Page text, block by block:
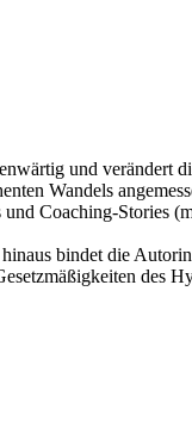
und verändert
Wandels
Coaching-Stories
bindet die
des